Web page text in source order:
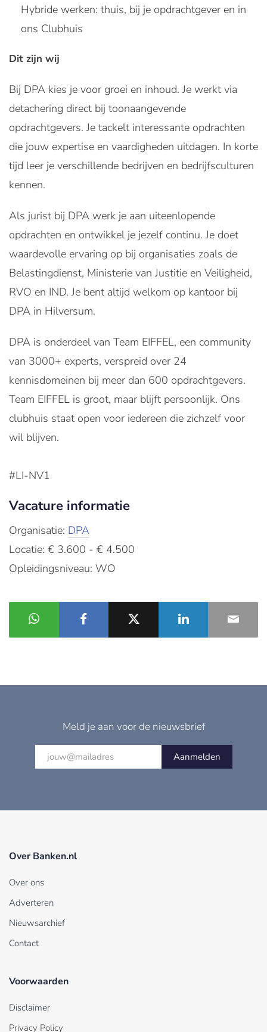
Hybride werken: thuis, bij je opdrachtgever en in
ons Clubhuis
Dit zijn wij
Bij DPA kies je voor groei en inhoud. Je werkt via
detachering direct bij toonaangevende
opdrachtgevers. Je tackelt interessante opdrachten
die jouw expertise en vaardigheden uitdagen. In korte
tijd leer je verschillende bedrijven en bedrijfsculturen
kennen.
Als jurist bij DPA werk je aan uiteenlopende
opdrachten en ontwikkel je jezelf continu. Je doet
waardevolle ervaring op bij organisaties zoals de
Belastingdienst, Ministerie van Justitie en Veiligheid,
RVO en IND. Je bent altijd welkom op kantoor bij
DPA in Hilversum.
DPA is onderdeel van Team EIFFEL, een community
van 3000+ experts, verspreid over 24
kennisdomeinen bij meer dan 600 opdrachtgevers.
Team EIFFEL is groot, maar blijft persoonlijk. Ons
clubhuis staat open voor iedereen die zichzelf voor
wil blijven.
#LI-NV1
Vacature informatie
Organisatie: DPA
Locatie: € 3.600 - € 4.500
Opleidingsniveau: WO
Meld je aan voor de nieuwsbrief
Aanmelden
Over Banken.nl
Over ons
Adverteren
Nieuwsarchief
Contact
Voorwaarden
Disclaimer
Privacy Policy